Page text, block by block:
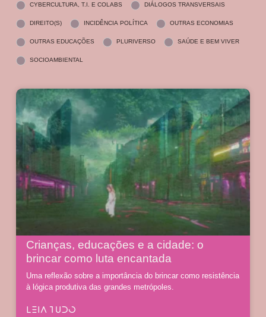
CYBERCULTURA, T.I. E COLABS DIÁLOGOS TRANSVERSAIS
DIREITO(S) INCIDÊNCIA POLÍTICA OUTRAS ECONOMIAS
OUTRAS EDUCAÇÕES PLURIVERSO SAÚDE E BEM VIVER
SOCIOAMBIENTAL
Crianças, educações e a cidade: o
brincar como luta encantada
Uma reflexão sobre a importância do brincar como resistência
à lógica produtiva das grandes metrópoles.
LEIA TUDO